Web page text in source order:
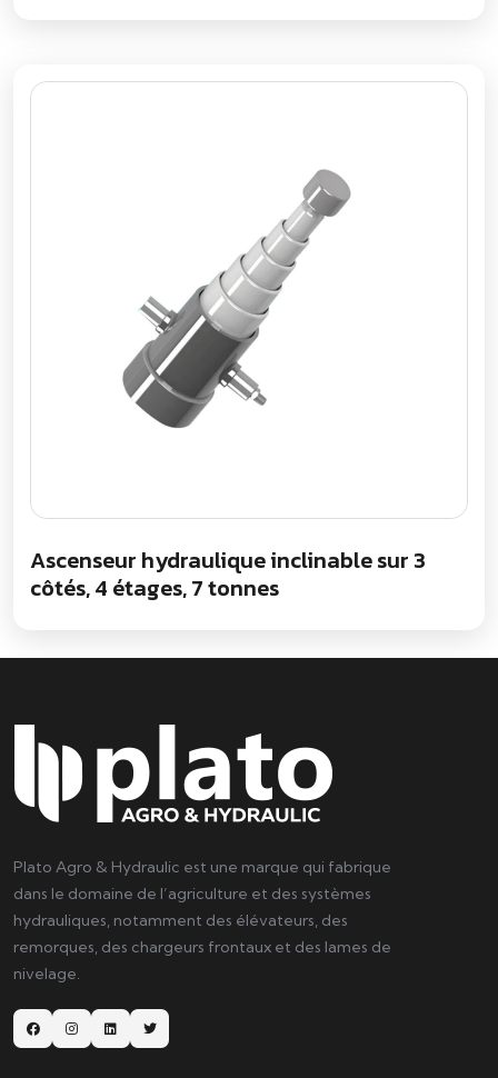
Ascenseur hydraulique inclinable sur 3
côtés, 4 étages, 7 tonnes
Plato Agro & Hydraulic est une marque qui fabrique
dans le domaine de l’agriculture et des systèmes
hydrauliques, notamment des élévateurs, des
remorques, des chargeurs frontaux et des lames de
nivelage.